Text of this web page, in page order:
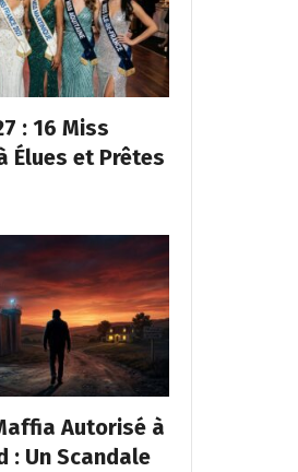
: 16 Miss
Élues et Prêtes
Autorisé à
: Un Scandale